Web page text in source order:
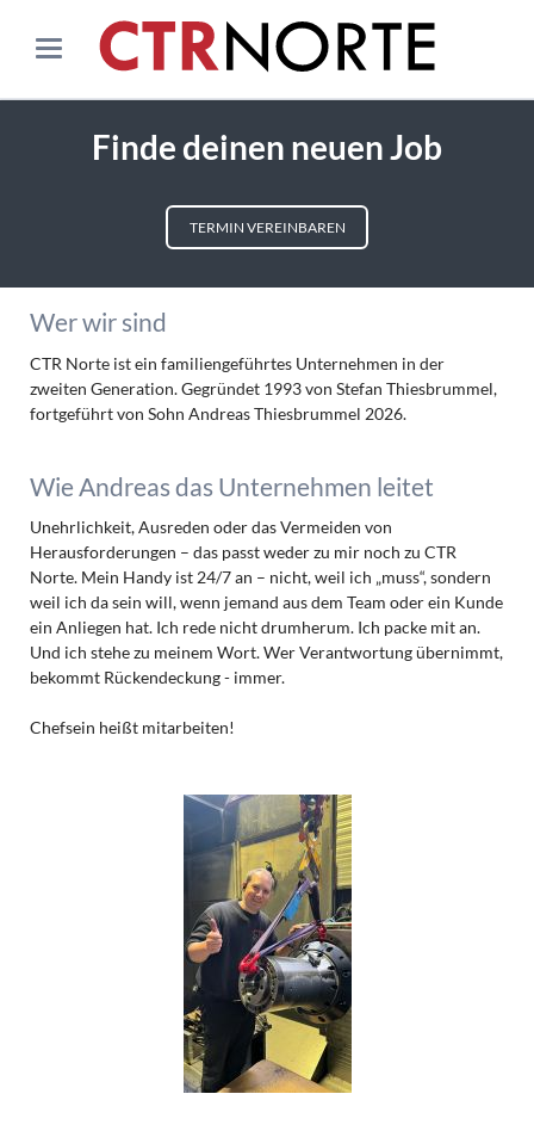
Finde deinen neuen Job
TERMIN VEREINBAREN
Wer wir sind
CTR Norte ist ein familiengeführtes Unternehmen in der
zweiten Generation. Gegründet 1993 von Stefan Thiesbrummel,
fortgeführt von Sohn Andreas Thiesbrummel 2026.
Wie Andreas das Unternehmen leitet
Unehrlichkeit, Ausreden oder das Vermeiden von
Herausforderungen – das passt weder zu mir noch zu CTR
Norte. Mein Handy ist 24/7 an – nicht, weil ich „muss“, sondern
weil ich da sein will, wenn jemand aus dem Team oder ein Kunde
ein Anliegen hat. Ich rede nicht drumherum. Ich packe mit an.
Und ich stehe zu meinem Wort. Wer Verantwortung übernimmt,
bekommt Rückendeckung - immer.
Chefsein heißt mitarbeiten!